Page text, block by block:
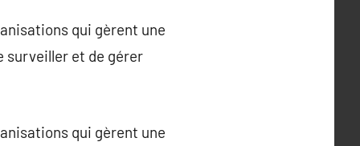
qui gèrent une
surveiller et de gérer
qui gèrent une